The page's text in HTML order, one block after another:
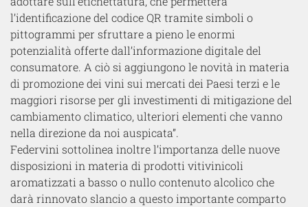
l’identificazione del codice QR tramite simboli o
pittogrammi per sfruttare a pieno le enormi
potenzialità offerte dall’informazione digitale del
consumatore. A ciò si aggiungono le novità in materia
di promozione dei vini sui mercati dei Paesi terzi e le
maggiori risorse per gli investimenti di mitigazione del
cambiamento climatico, ulteriori elementi che vanno
nella direzione da noi auspicata”.
Federvini sottolinea inoltre l’importanza delle nuove
disposizioni in materia di prodotti vitivinicoli
aromatizzati a basso o nullo contenuto alcolico che
darà rinnovato slancio a questo importante comparto